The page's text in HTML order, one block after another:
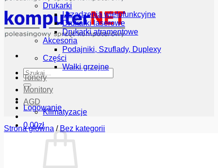
Szukaj:
Logowanie
0.00zł
Drukarki
Urządzenia wielofunkcyjne
Drukarki laserowe
Drukarki atramentowe
Akcesoria
Podajniki, Szuflady, Duplexy
Części
Wałki grzejne
Tonery
Monitory
AGD
Klimatyzacje
Strona główna / Bez kategorii